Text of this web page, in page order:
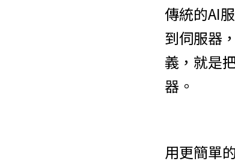
傳統的AI
到伺服器
義，就是
器。
用更簡單